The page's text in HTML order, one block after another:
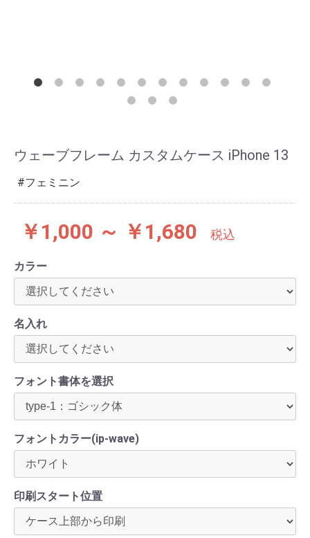
ウェーブフレーム カスタムケース iPhone 13
フェミニン
￥1,000 ～ ￥1,680 税込
カラー
名入れ
フォント書体を選択
フォントカラー(ip-wave)
印刷スタート位置